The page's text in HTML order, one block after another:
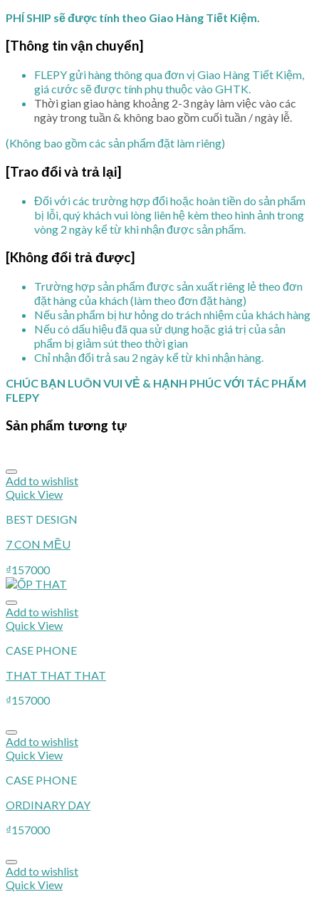
PHÍ SHIP sẽ được tính theo Giao Hàng Tiết Kiệm.
[Thông tin vận chuyển]
FLEPY gửi hàng thông qua đơn vị Giao Hàng Tiết Kiệm,
giá cước sẽ được tính phụ thuộc vào GHTK.
Thời gian giao hàng khoảng 2-3 ngày làm việc vào các
ngày trong tuần & không bao gồm cuối tuần / ngày lễ.
(Không bao gồm các sản phẩm đặt làm riêng)
[Trao đổi và trả lại]
Đối với các trường hợp đổi hoặc hoàn tiền do sản phẩm
bị lỗi, quý khách vui lòng liên hệ kèm theo hình ảnh trong
vòng 2 ngày kể từ khi nhận được sản phẩm.
[Không đổi trả được]
Trường hợp sản phẩm được sản xuất riêng lẻ theo đơn
đặt hàng của khách (làm theo đơn đặt hàng)
Nếu sản phẩm bị hư hỏng do trách nhiệm của khách hàng
Nếu có dấu hiệu đã qua sử dụng hoặc giá trị của sản
phẩm bị giảm sút theo thời gian
Chỉ nhận đổi trả sau 2 ngày kể từ khi nhận hàng.
CHÚC BẠN LUÔN VUI VẺ & HẠNH PHÚC VỚI TÁC PHẨM
FLEPY
Sản phẩm tương tự
Add to wishlist
Quick View
BEST DESIGN
7 CON MỀU
₫157000
Add to wishlist
Quick View
CASE PHONE
THAT THAT THAT
₫157000
Add to wishlist
Quick View
CASE PHONE
ORDINARY DAY
₫157000
Add to wishlist
Quick View